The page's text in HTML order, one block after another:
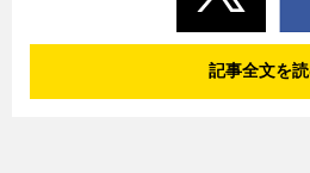
記事全文を